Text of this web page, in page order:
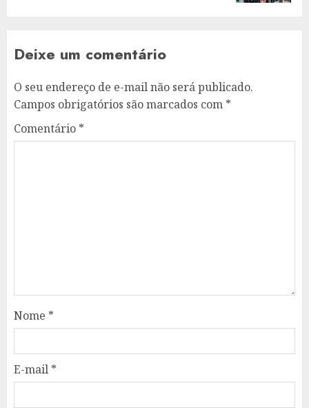
Deixe um comentário
O seu endereço de e-mail não será publicado.
Campos obrigatórios são marcados com *
Comentário *
Nome *
E-mail *